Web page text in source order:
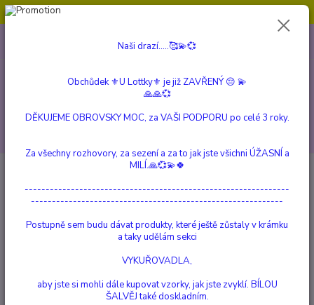
CZK
Vonné kužele "TEKOUCÍ DÝM"
Jasmine 30 g.
Naši drazí.....🥰💫💞
Obchůdek ⚜️U Lottky⚜️ je již ZAVŘENÝ 😔 💫
🙏🙏💞
DĚKUJEME OBROVSKY MOC, za VAŠI PODPORU po celé 3 roky.
Za všechny rozhovory, za sezení a za to jak jste všichni ÚŽASNÍ a
MILÍ.🙏💞💫🍀
---------------------------------------------------------------
------------------------------------------------------------
Postupně sem budu dávat produkty, které ještě zůstaly v krámku
a taky udělám sekci
VYKUŘOVADLA,
aby jste si mohli dále kupovat vzorky, jak jste zvyklí. BÍLOU
ŠALVĚJ také doskladním.